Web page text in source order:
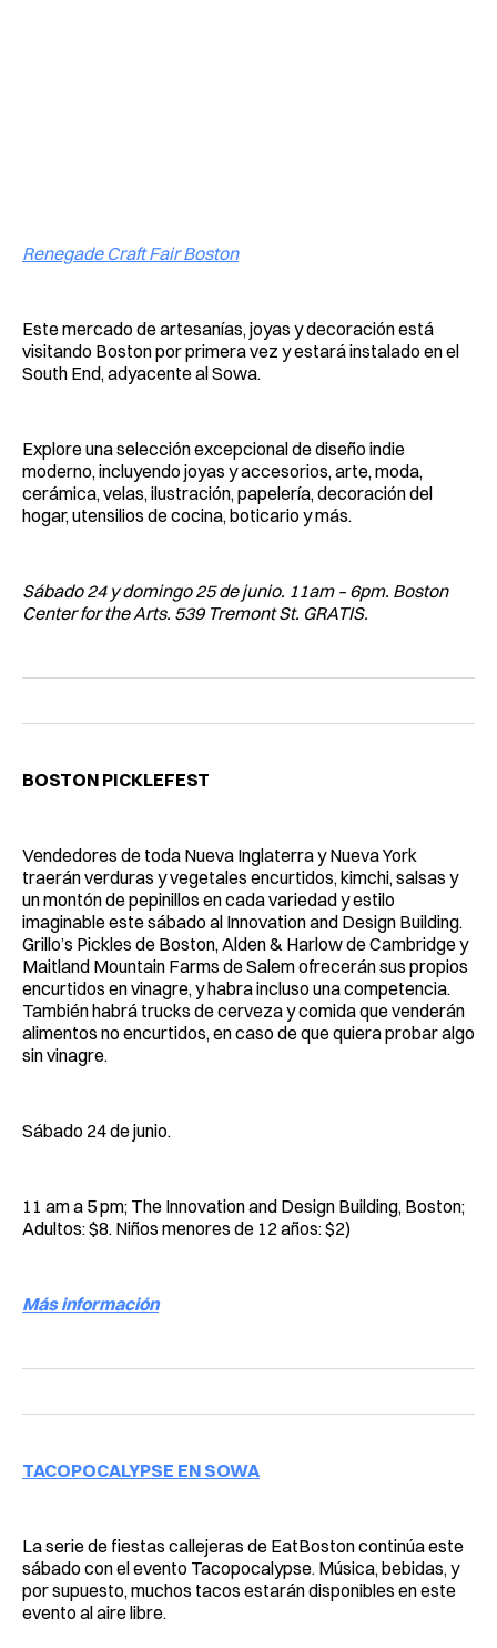
Renegade Craft Fair Boston
Este mercado de artesanías, joyas y decoración está
visitando Boston por primera vez y estará instalado en el
South End, adyacente al Sowa.
Explore una selección excepcional de diseño indie
moderno, incluyendo joyas y accesorios, arte, moda,
cerámica, velas, ilustración, papelería, decoración del
hogar, utensilios de cocina, boticario y más.
Sábado 24 y domingo 25 de junio. 11am – 6pm. Boston
Center for the Arts. 539 Tremont St. GRATIS.
BOSTON PICKLEFEST
Vendedores de toda Nueva Inglaterra y Nueva York
traerán verduras y vegetales encurtidos, kimchi, salsas y
un montón de pepinillos en cada variedad y estilo
imaginable este sábado al Innovation and Design Building.
Grillo’s Pickles de Boston, Alden & Harlow de Cambridge y
Maitland Mountain Farms de Salem ofrecerán sus propios
encurtidos en vinagre, y habra incluso una competencia.
También habrá trucks de cerveza y comida que venderán
alimentos no encurtidos, en caso de que quiera probar algo
sin vinagre.
Sábado 24 de junio.
11 am a 5 pm; The Innovation and Design Building, Boston;
Adultos: $8. Niños menores de 12 años: $2)
Más información
TACOPOCALYPSE EN SOWA
La serie de fiestas callejeras de EatBoston continúa este
sábado con el evento Tacopocalypse. Música, bebidas, y
por supuesto, muchos tacos estarán disponibles en este
evento al aire libre.